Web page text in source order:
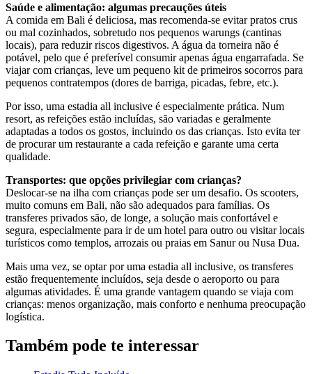
Saúde e alimentação: algumas precauções úteis
A comida em Bali é deliciosa, mas recomenda-se evitar pratos crus
ou mal cozinhados, sobretudo nos pequenos warungs (cantinas
locais), para reduzir riscos digestivos. A água da torneira não é
potável, pelo que é preferível consumir apenas água engarrafada. Se
viajar com crianças, leve um pequeno kit de primeiros socorros para
pequenos contratempos (dores de barriga, picadas, febre, etc.).
Por isso, uma estadia all inclusive é especialmente prática. Num
resort, as refeições estão incluídas, são variadas e geralmente
adaptadas a todos os gostos, incluindo os das crianças. Isto evita ter
de procurar um restaurante a cada refeição e garante uma certa
qualidade.
Transportes: que opções privilegiar com crianças?
Deslocar-se na ilha com crianças pode ser um desafio. Os scooters,
muito comuns em Bali, não são adequados para famílias. Os
transferes privados são, de longe, a solução mais confortável e
segura, especialmente para ir de um hotel para outro ou visitar locais
turísticos como templos, arrozais ou praias em Sanur ou Nusa Dua.
Mais uma vez, se optar por uma estadia all inclusive, os transferes
estão frequentemente incluídos, seja desde o aeroporto ou para
algumas atividades. É uma grande vantagem quando se viaja com
crianças: menos organização, mais conforto e nenhuma preocupação
logística.
Também pode te interessar